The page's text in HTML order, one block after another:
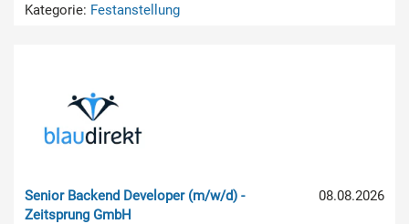
Kategorie: Festanstellung
08.08.2026
Senior Backend Developer (m/w/d) -
Zeitsprung GmbH